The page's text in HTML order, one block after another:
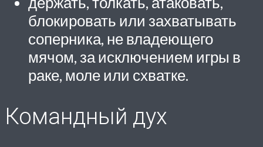
блокировать или захватывать
соперника, не владеющего
мячом, за исключением игры в
раке, моле или схватке.
Командный дух